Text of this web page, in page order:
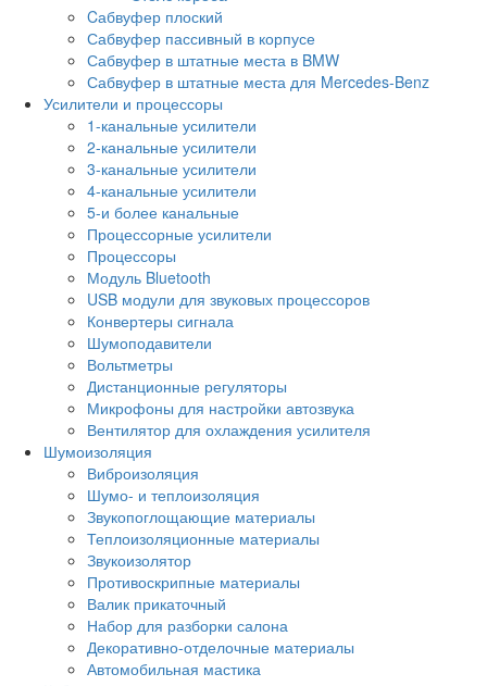
Cабвуфер плоский
Сабвуфер пассивный в корпусе
Сабвуфер в штатные места в BMW
Сабвуфер в штатные места для Mercedes-Benz
Усилители и процессоры
1-канальные усилители
2-канальные усилители
3-канальные усилители
4-канальные усилители
5-и более канальные
Процессорные усилители
Процессоры
Модуль Bluetooth
USB модули для звуковых процессоров
Конвертеры сигнала
Шумоподавители
Вольтметры
Дистанционные регуляторы
Микрофоны для настройки автозвука
Вентилятор для охлаждения усилителя
Шумоизоляция
Виброизоляция
Шумо- и теплоизоляция
Звукопоглощающие материалы
Теплоизоляционные материалы
Звукоизолятор
Противоскрипные материалы
Валик прикаточный
Набор для разборки салона
Декоративно-отделочные материалы
Автомобильная мастика